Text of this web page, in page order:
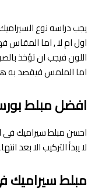
يجب دراسه نوع
اول ام لا , اما المقاس
اللون فيجب ان تؤخذ
اما الملمس فيقصد به
افضل مبلط
احسن مبلط سيراميك فى
لا يبدأ التركيب الا بعد
مبلط سيراميك